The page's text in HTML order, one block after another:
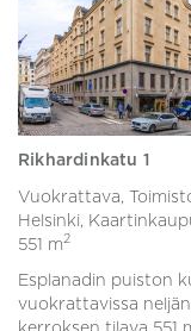
Rikhardinkatu 1
Vuokrattava,
Helsinki,
551 m2
Esplanadin puiston
vuokrattavissa